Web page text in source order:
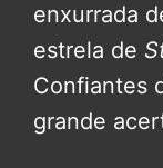
enxurrada
estrela de
Confiantes
grande